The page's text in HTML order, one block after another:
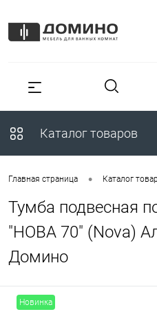
Каталог товаров
Главная страница • Каталог
Тумба подвесная
"НОВА 70" (Nova)
Домино
Новинка